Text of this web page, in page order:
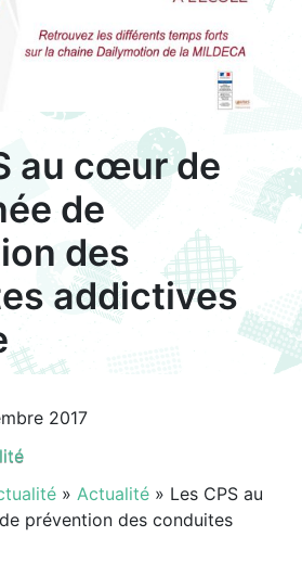
au cœur de
de
des
addictives
2017
» Actualité » Les CPS au
prévention des conduites